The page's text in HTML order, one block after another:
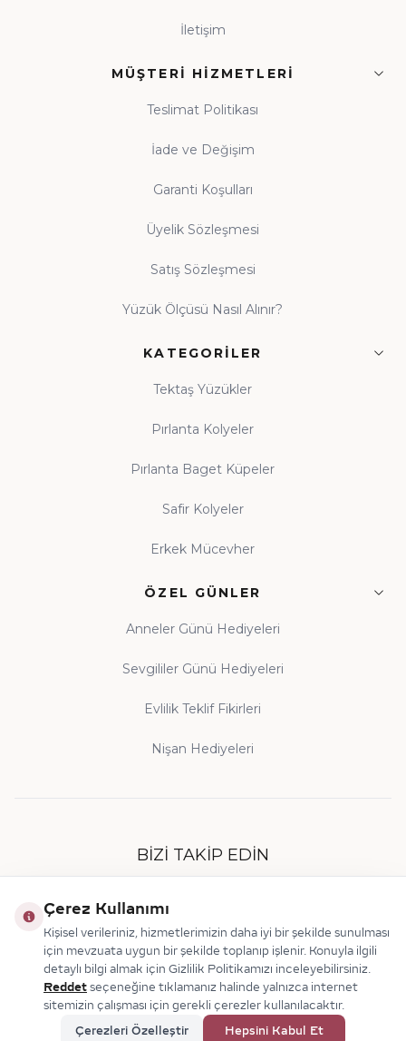
İletişim
MÜŞTERI HIZMETLERI
Teslimat Politikası
İade ve Değişim
Garanti Koşulları
Üyelik Sözleşmesi
Satış Sözleşmesi
Yüzük Ölçüsü Nasıl Alınır?
KATEGORILER
Tektaş Yüzükler
Pırlanta Kolyeler
Pırlanta Baget Küpeler
Safir Kolyeler
Erkek Mücevher
ÖZEL GÜNLER
Anneler Günü Hediyeleri
Sevgililer Günü Hediyeleri
Evlilik Teklif Fikirleri
Nişan Hediyeleri
© 2026 Makdis Pırlanta
BIZI TAKIP EDIN
Çerez Kullanımı
Kişisel verileriniz, hizmetlerimizin daha iyi bir şekilde sunulması
için mevzuata uygun bir şekilde toplanıp işlenir. Konuyla ilgili
detaylı bilgi almak için Gizlilik Politikamızı inceleyebilirsiniz.
Reddet seçeneğine tıklamanız halinde yalnızca internet
sitemizin çalışması için gerekli çerezler kullanılacaktır.
Çerezleri Özelleştir
Hepsini Kabul Et